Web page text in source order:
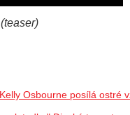
Osbourne posílá ostré